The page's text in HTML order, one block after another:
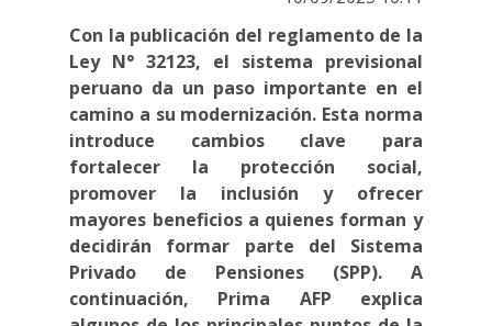
Con la publicación del reglamento de la
Ley N° 32123, el sistema previsional
peruano da un paso importante en el
camino a su modernización. Esta norma
introduce cambios clave para
fortalecer la protección social,
promover la inclusión y ofrecer
mayores beneficios a quienes forman y
decidirán formar parte del Sistema
Privado de Pensiones (SPP). A
continuación, Prima AFP explica